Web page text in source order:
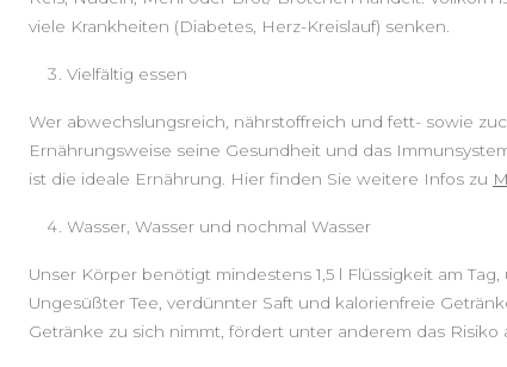
viele Krankheiten (Diabetes, Herz-Kreislauf) senken.
Vielfältig essen
Wer abwechslungsreich, nährstoffreich und fett- sowie
Ernährungsweise seine Gesundheit und das
ist die ideale Ernährung. Hier finden Sie weitere Infos zu
Wasser, Wasser und nochmal Wasser
Unser Körper benötigt mindestens 1,5 l Flüssigkeit am
Ungesüßter Tee, verdünnter Saft und kalorienfreie
Getränke zu sich nimmt, fördert unter anderem das